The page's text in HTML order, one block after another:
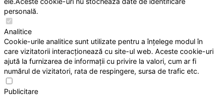
personală.
Analitice
Cookie-urile analitice sunt utilizate pentru a înțelege modul în
care vizitatorii interacționează cu site-ul web. Aceste cookie-uri
ajută la furnizarea de informații cu privire la valori, cum ar fi
numărul de vizitatori, rata de respingere, sursa de trafic etc.
Publicitare